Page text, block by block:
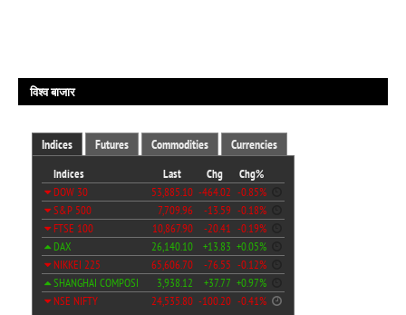
विश्व बाजार